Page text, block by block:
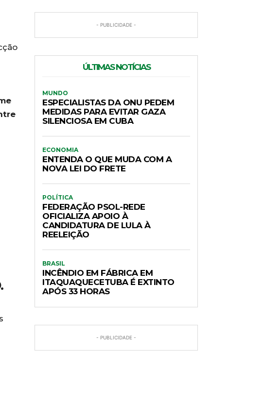
- PUBLICIDADE -
ÚLTIMAS NOTÍCIAS
MUNDO
ESPECIALISTAS DA ONU PEDEM
MEDIDAS PARA EVITAR GAZA
SILENCIOSA EM CUBA
ECONOMIA
ENTENDA O QUE MUDA COM A
NOVA LEI DO FRETE
POLÍTICA
FEDERAÇÃO PSOL-REDE
OFICIALIZA APOIO À
CANDIDATURA DE LULA À
REELEIÇÃO
BRASIL
INCÊNDIO EM FÁBRICA EM
ITAQUAQUECETUBA É EXTINTO
APÓS 33 HORAS
- PUBLICIDADE -